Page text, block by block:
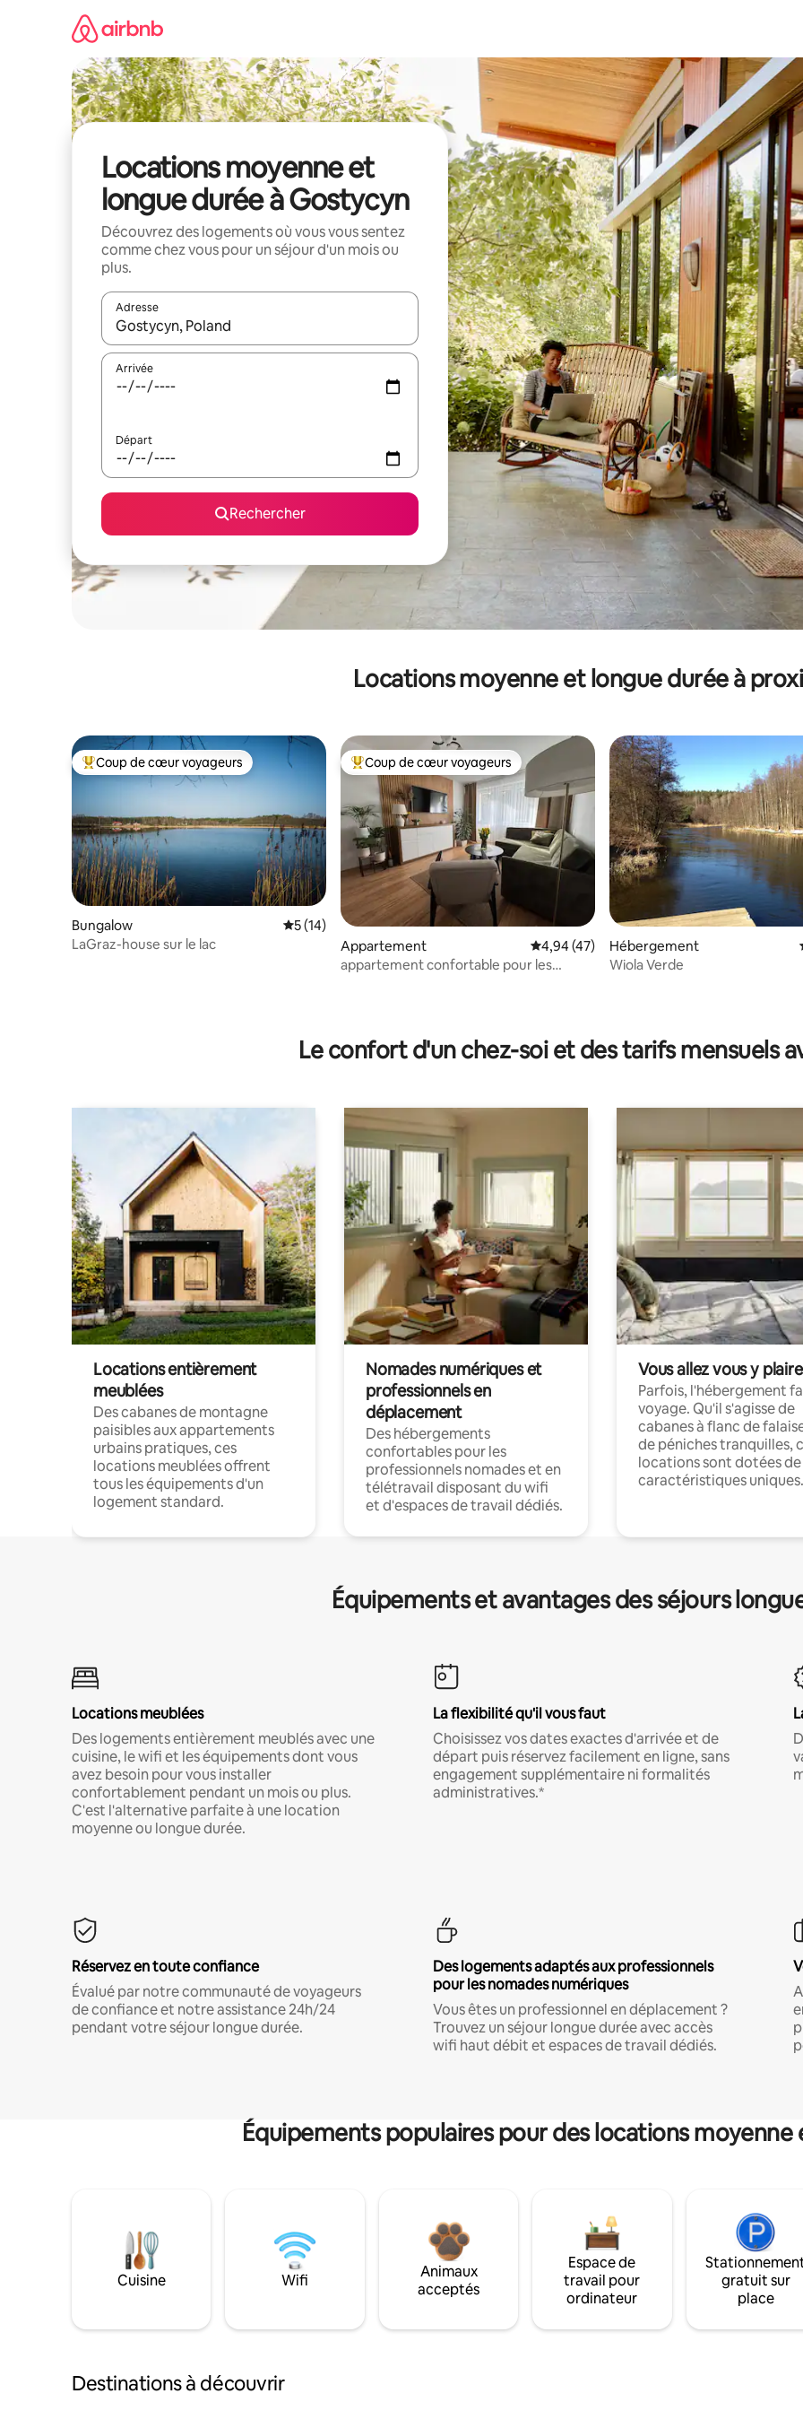
Locations moyenne et
longue durée à Gostycyn
Découvrez des logements où vous vous sentez
comme chez vous pour un séjour d'un mois ou
plus.
Adresse
Lorsque les résultats s'affichent, utilisez les flèches vers le haut et vers le bas pour les parcourir ou en appuyant et en
Arrivée
Départ
Rechercher
Locations moyenne et longue durée à
Coups de cœur voyageurs les plus appréciés
Coup de cœur voyageurs
Bungalow Évaluation moyenne sur la base de 14 commentaires : 5 sur 5
5 (14)
LaGraz-house sur le lac
Coups de cœur voyageurs les plus appréciés
Coup de cœur voyageurs
Appartement Évaluation moyenne sur la base de 47
4,94 (47)
appartement confortable pour les
Hébergement
Wiola Verde
Le confort d'un chez-soi et des tarifs mensuels
Locations entièrement
meublées
Des cabanes de montagne
paisibles aux appartements
urbains pratiques, ces
locations meublées offrent
tous les équipements d'un
logement standard.
Nomades numériques et
professionnels en
déplacement
Des hébergements
confortables pour les
professionnels nomades et en
télétravail disposant du wifi
et d'espaces de travail dédiés.
Vous allez vous y plaire
Parfois, l'hébergement
voyage. Qu'il s'agisse de
cabanes à flanc de
de péniches tranquilles,
locations sont dotées de
caractéristiques uniques.
Équipements et avantages des séjours
Locations meublées
Des logements entièrement meublés avec une
cuisine, le wifi et les équipements dont vous
avez besoin pour vous installer
confortablement pendant un mois ou plus.
C'est l'alternative parfaite à une location
moyenne ou longue durée.
La flexibilité qu'il vous faut
Choisissez vos dates exactes d'arrivée et de
départ puis réservez facilement en ligne, sans
engagement supplémentaire ni formalités
administratives.*
Réservez en toute confiance
Évalué par notre communauté de voyageurs
de confiance et notre assistance 24h/24
pendant votre séjour longue durée.
Des logements adaptés aux professionnels
pour les nomades numériques
Vous êtes un professionnel en déplacement ?
Trouvez un séjour longue durée avec accès
wifi haut débit et espaces de travail dédiés.
Équipements populaires pour des locations
Cuisine Wifi
Animaux
acceptés
Espace de
travail pour
ordinateur
gratuit sur
place
Destinations à découvrir